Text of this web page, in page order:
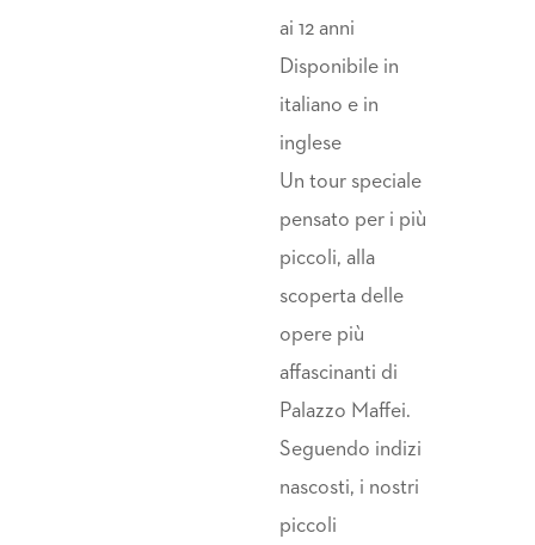
ai 12 anni
Disponibile in
italiano e in
inglese
Un tour speciale
pensato per i più
piccoli, alla
scoperta delle
opere più
affascinanti di
Palazzo Maffei.
Seguendo indizi
nascosti, i nostri
piccoli